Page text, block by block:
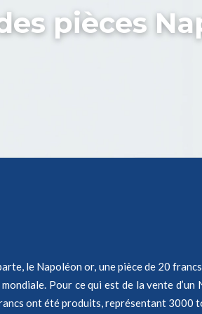
pièces
le Napoléon or, une pièce de 20
Pour ce qui est de la vente
ont été produits, représentant 3000